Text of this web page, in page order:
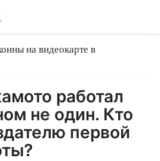
на видеокарте в
работал
не один. Кто
первой